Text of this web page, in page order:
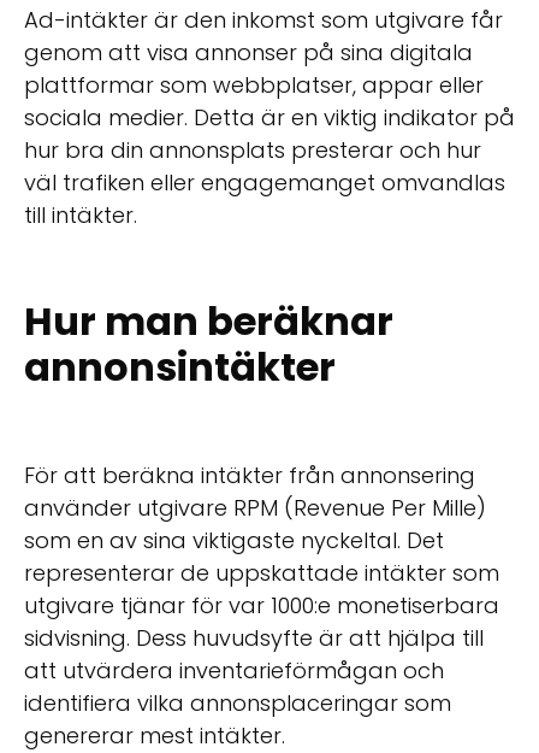
Ad-intäkter är den inkomst som utgivare får
genom att visa annonser på sina digitala
plattformar som webbplatser, appar eller
sociala medier. Detta är en viktig indikator på
hur bra din annonsplats presterar och hur
väl trafiken eller engagemanget omvandlas
till intäkter.
Hur man beräknar
annonsintäkter
För att beräkna intäkter från annonsering
använder utgivare RPM (Revenue Per Mille)
som en av sina viktigaste nyckeltal. Det
representerar de uppskattade intäkter som
utgivare tjänar för var 1000:e monetiserbara
sidvisning. Dess huvudsyfte är att hjälpa till
att utvärdera inventarieförmågan och
identifiera vilka annonsplaceringar som
genererar mest intäkter.